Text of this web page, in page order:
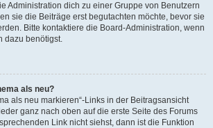
Administration dich zu einer Gruppe von Benutzern
sie die Beiträge erst begutachten möchte, bevor sie
Bitte kontaktiere die Board-Administration, wenn
dazu benötigst.
als neu?
als neu markieren“-Links in der Beitragsansicht
ganz nach oben auf die erste Seite des Forums
Link nicht siehst, dann ist die Funktion